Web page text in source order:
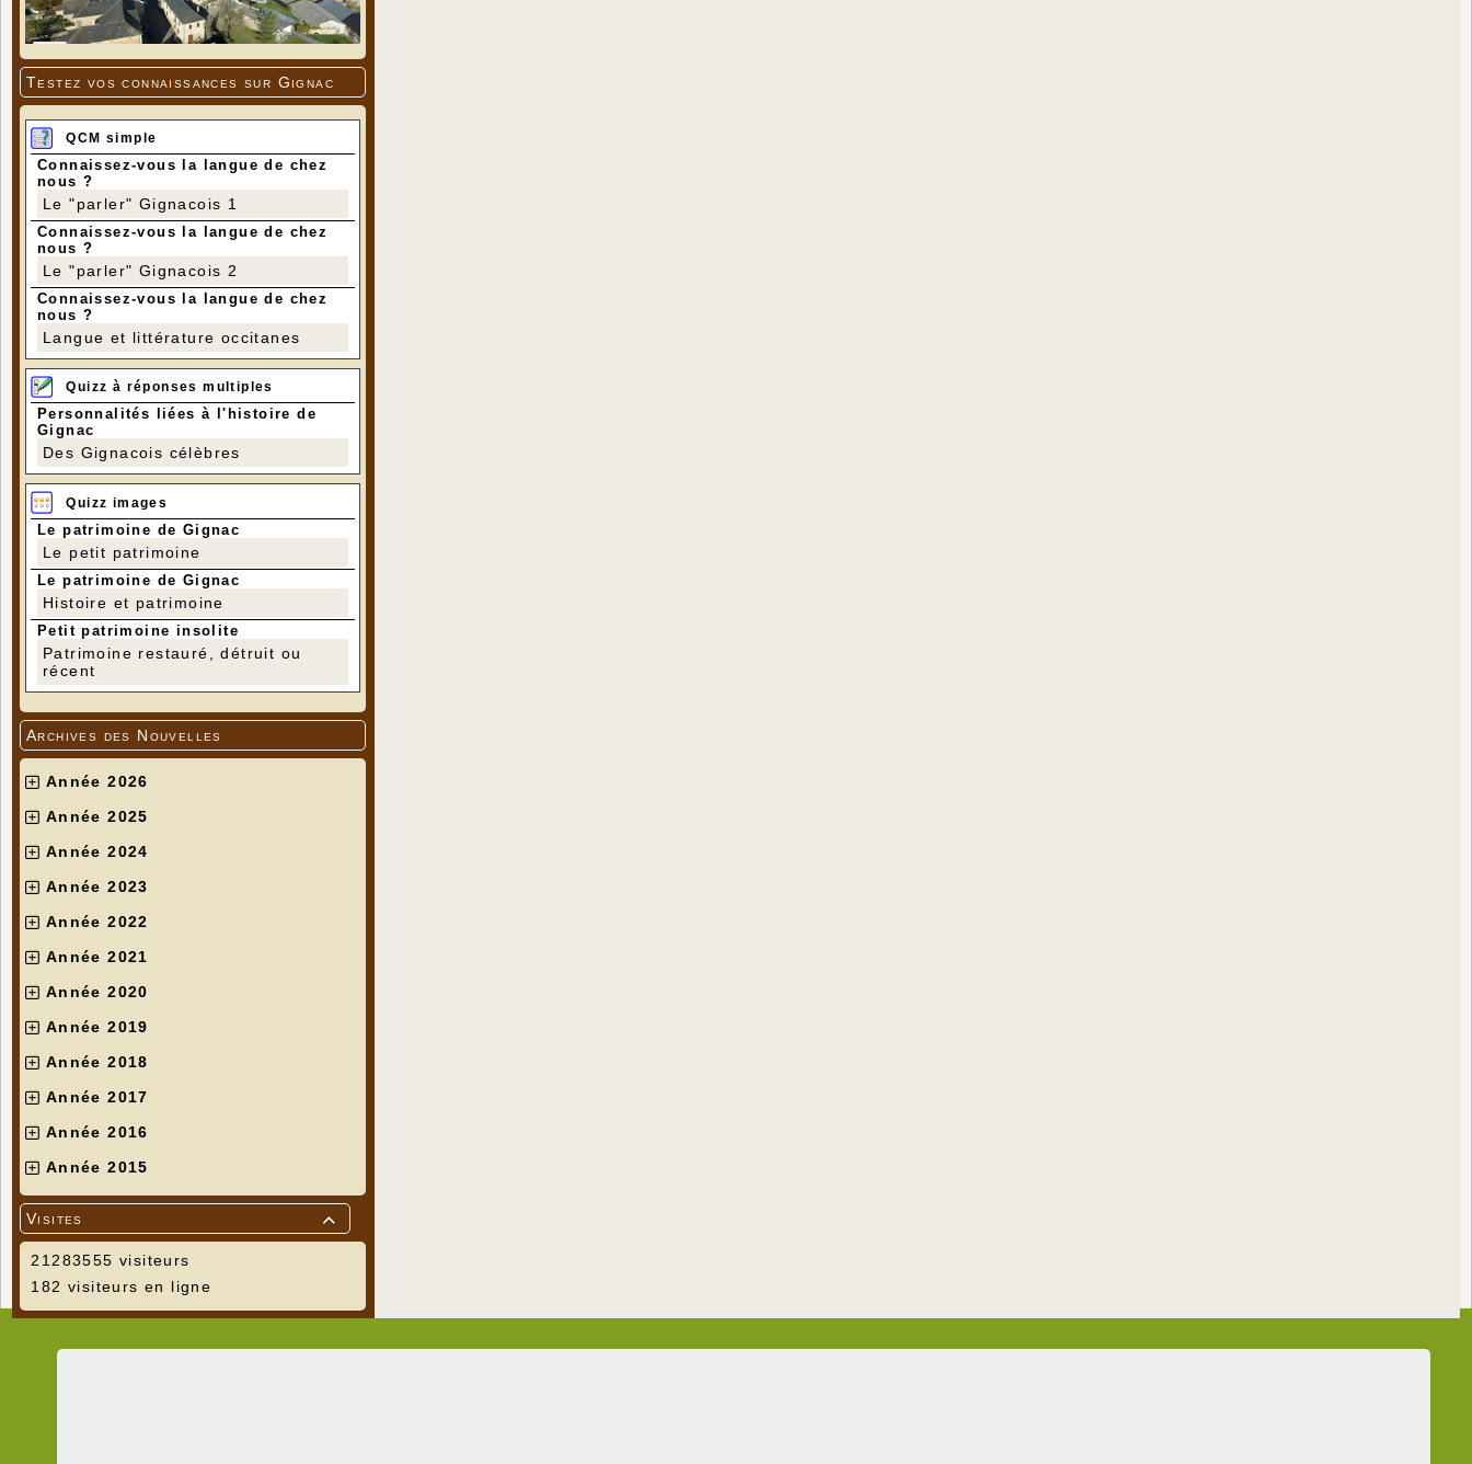
Testez vos connaissances sur Gignac
QCM simple
Connaissez-vous la langue de chez
nous ?
Le "parler" Gignacois 1
Connaissez-vous la langue de chez
nous ?
Le "parler" Gignacois 2
Connaissez-vous la langue de chez
nous ?
Langue et littérature occitanes
Quizz à réponses multiples
Personnalités liées à l'histoire de
Gignac
Des Gignacois célèbres
Quizz images
Le patrimoine de Gignac
Le petit patrimoine
Le patrimoine de Gignac
Histoire et patrimoine
Petit patrimoine insolite
Patrimoine restauré, détruit ou
récent
Archives des Nouvelles
Année 2026
Année 2025
Année 2024
Année 2023
Année 2022
Année 2021
Année 2020
Année 2019
Année 2018
Année 2017
Année 2016
Année 2015

Visites
21283555 visiteurs
182 visiteurs en ligne